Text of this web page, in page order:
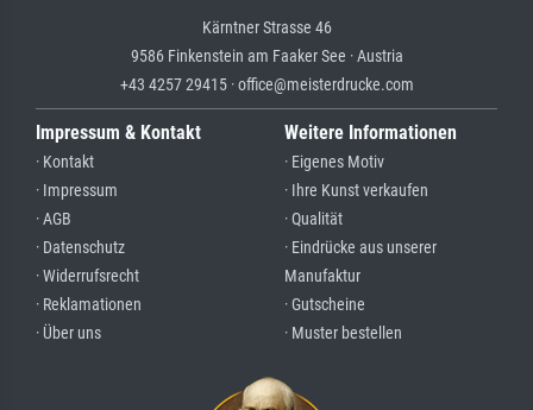
Kärntner Strasse 46
9586 Finkenstein am Faaker See · Austria
+43 4257 29415 · office@meisterdrucke.com
Impressum & Kontakt
· Kontakt
· Impressum
· AGB
· Datenschutz
· Widerrufsrecht
· Reklamationen
· Über uns
Weitere Informationen
· Eigenes Motiv
· Ihre Kunst verkaufen
· Qualität
· Eindrücke aus unserer
Manufaktur
· Gutscheine
· Muster bestellen